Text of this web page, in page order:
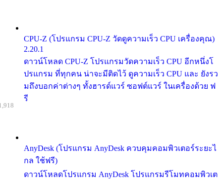
CPU-Z (โปรแกรม CPU-Z วัดดูความเร็ว CPU เครื่องคุณ)
2.20.1
ดาวน์โหลด CPU-Z โปรแกรมวัดความเร็ว CPU อีกหนึ่งโ
ปรแกรม ที่ทุกคน น่าจะมีติดไว้ ดูความเร็ว CPU และ ยังรว
มถึงบอกค่าต่างๆ ทั้งฮารด์แวร์ ซอฟต์แวร์ ในเครื่องด้วย ฟ
รี
AnyDesk (โปรแกรม AnyDesk ควบคุมคอมพิวเตอร์ระยะไ
กล ใช้ฟรี)
ดาวน์โหลดโปรแกรม AnyDesk โปรแกรมรีโมทคอมพิวเต